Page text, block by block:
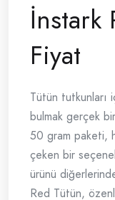
İnstark
Fiyat
Tütün tutkunları
bulmak gerçek
50 gram paketi,
çeken bir
ürünü
Red Tütün,